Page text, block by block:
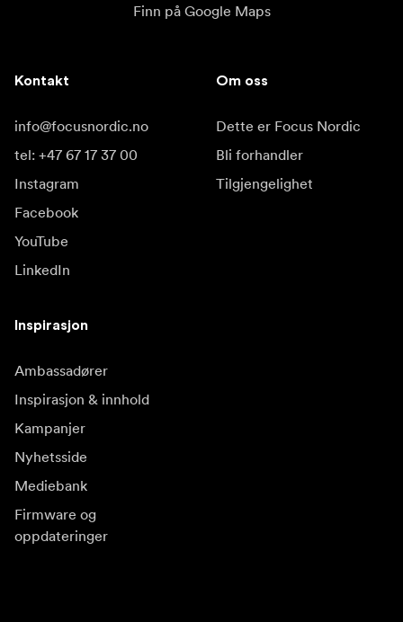
Finn på Google Maps
Kontakt
info@focusnordic.no
tel: +47 67 17 37 00
Instagram
Facebook
YouTube
LinkedIn
Om oss
Dette er Focus Nordic
Bli forhandler
Tilgjengelighet
Inspirasjon
Ambassadører
Inspirasjon & innhold
Kampanjer
Nyhetsside
Mediebank
Firmware og
oppdateringer